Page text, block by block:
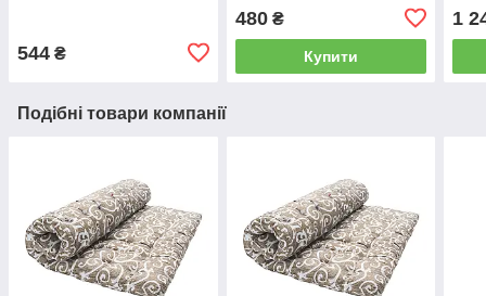
544 ₴
(211036-2)
480₴
Купити
1
Подібні товари компанії